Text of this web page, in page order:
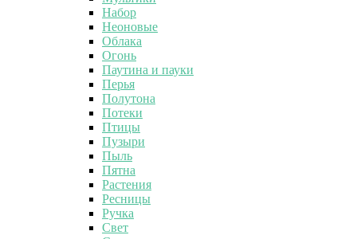
Набор
Неоновые
Облака
Огонь
Паутина и пауки
Перья
Полутона
Потеки
Птицы
Пузыри
Пыль
Пятна
Растения
Ресницы
Ручка
Свет